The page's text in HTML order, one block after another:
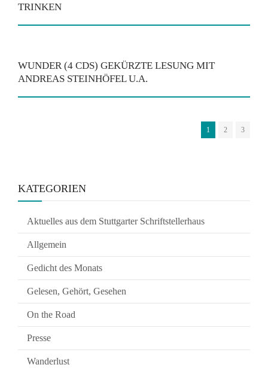
TRINKEN
WUNDER (4 CDS) GEKÜRZTE LESUNG MIT
ANDREAS STEINHÖFEL U.A.
1 2 3
KATEGORIEN
Aktuelles aus dem Stuttgarter Schriftstellerhaus
Allgemein
Gedicht des Monats
Gelesen, Gehört, Gesehen
On the Road
Presse
Wanderlust